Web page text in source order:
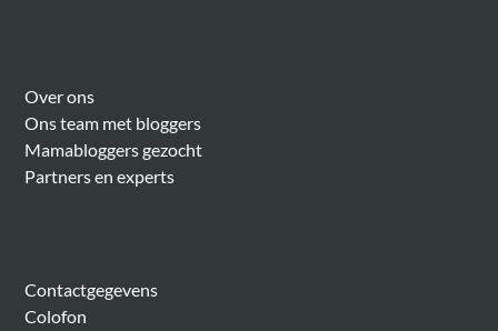
Over ons
Ons team met bloggers
Mamabloggers gezocht
Partners en experts
Contactgegevens
Colofon